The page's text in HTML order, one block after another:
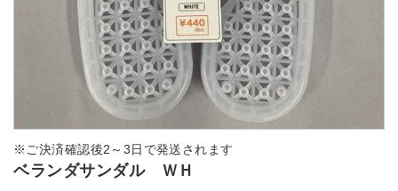
※ご決済確認後2～3日で発送されます
ベランダサンダル ＷＨ